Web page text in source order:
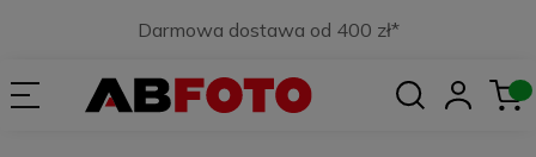
Darmowa dostawa od 400 zł*